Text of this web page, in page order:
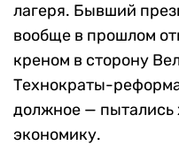
лагеря. Бывший
вообще в прошлом
креном в сторону
Технократы-
должное — пытались
экономику.